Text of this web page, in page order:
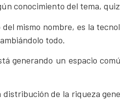
conocimiento del tema,
mismo nombre, es la
todo.
generando un espacio
de la riqueza